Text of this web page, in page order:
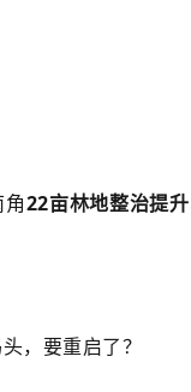
22亩林地整治提升
，要重启了？